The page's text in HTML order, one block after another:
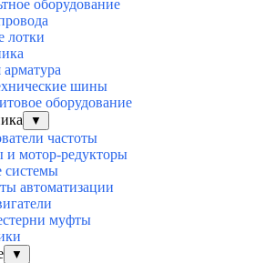
оборудование
лотки
арматура
шины
оборудование
▼
частоты
и мотор-редукторы
автоматизации
муфты
▼